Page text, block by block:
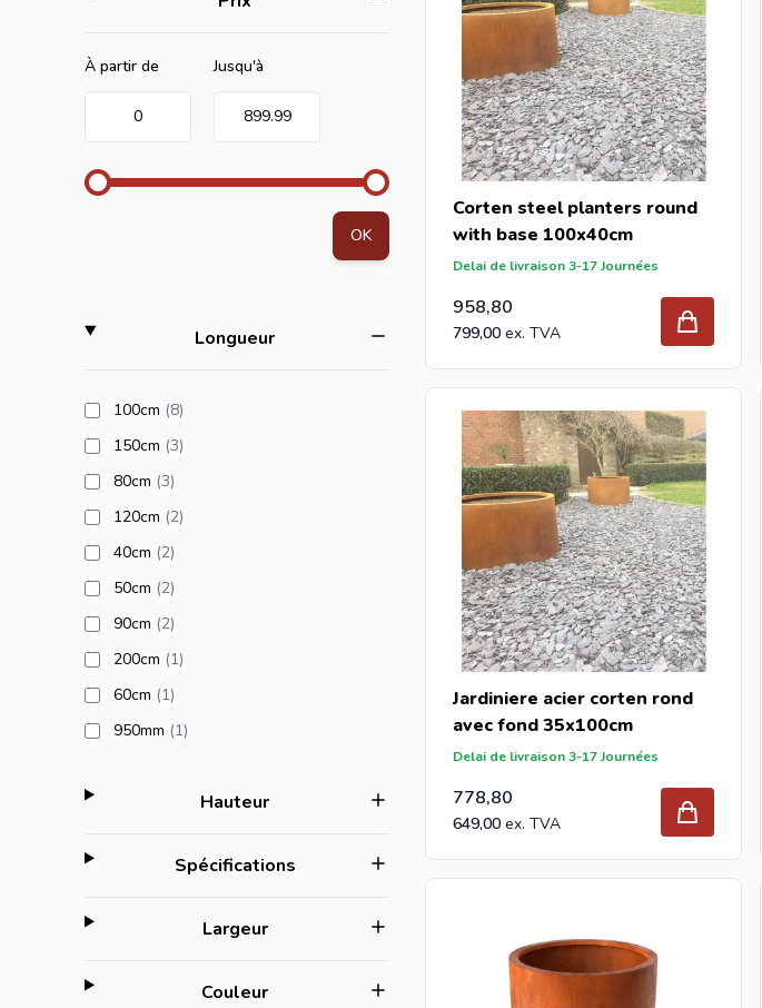
À partir de
Minimum value
0
Jusqu'à
Valeur maximale
899.99
OK
Longueurfilter
100cm (8products available
)
150cm (3products available
)
80cm (3products available
)
120cm (2products available
)
40cm (2products available
)
50cm (2products available
)
90cm (2products available
)
200cm (1products available
)
60cm (1products available
)
950mm (1products available
)
Hauteurfilter
Spécificationsfilter
Largeurfilter
Couleurfilter
Corten steel planters round
with base 100x40cm
Delai de livraison 3-17 Journées
958,80
799,00
Jardiniere acier corten rond
avec fond 35x100cm
Delai de livraison 3-17 Journées
778,80
649,00